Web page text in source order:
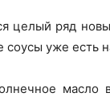
целый ряд
соусы уже есть
масло